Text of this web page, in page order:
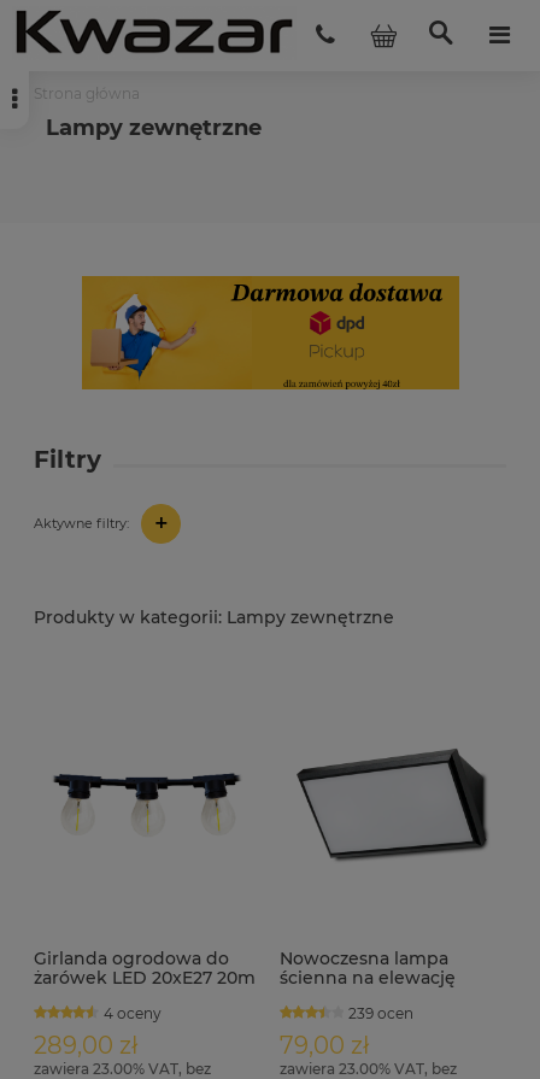
Strona główna
Lampy zewnętrzne
Filtry
Aktywne filtry: +
Lampy zewnętrzne
Girlanda ogrodowa do
żarówek LED 20xE27 20m
4 oceny
289,00 zł
zawiera 23.00% VAT, bez
Nowoczesna lampa
ścienna na elewację
239 ocen
79,00 zł
zawiera 23.00% VAT, bez